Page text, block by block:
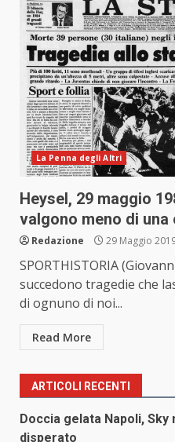
La Penna degli Altri
Heysel, 29 maggio
valgono meno di una
Redazione 29 Maggio
SPORTHISTORIA
succedono tragedie che
di ognuno di noi...
Read More
ARTICOLI RECENTI
Doccia gelata Napoli,
disperato